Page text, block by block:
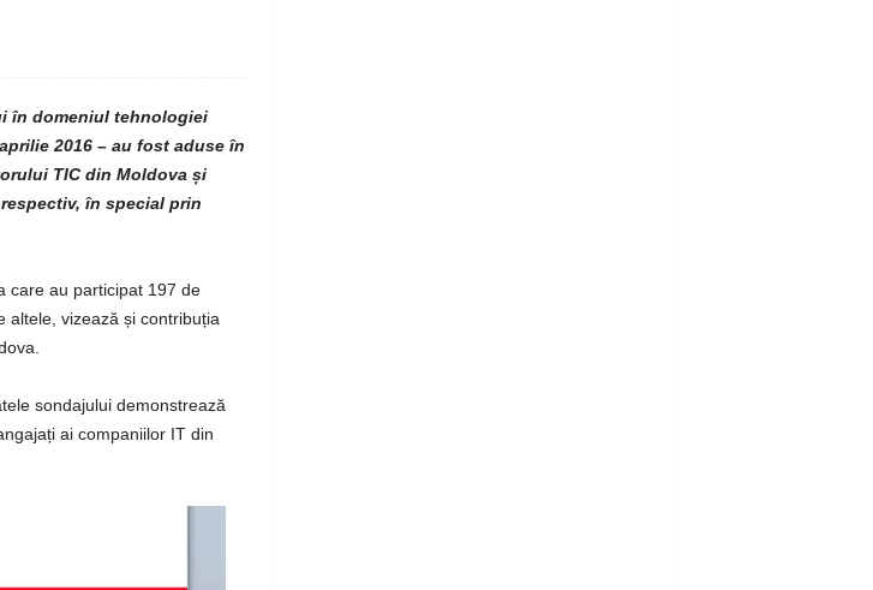
în domeniul tehnologiei
2016 – au fost aduse în
TIC din Moldova și
în special prin
care au participat 197 de
altele, vizează și contribuția
sondajului demonstrează
ai companiilor IT din